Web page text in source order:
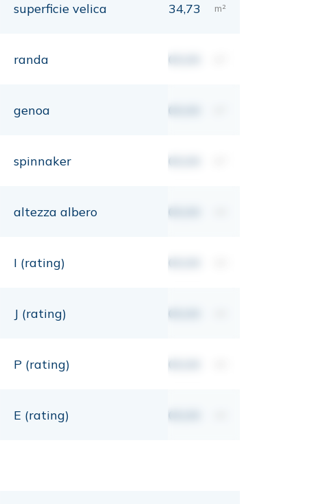
superficie velica 34,73 m²
randa 00,00
genoa 00,00
spinnaker 00,00
altezza albero 00,00
I (rating) 00,00
J (rating) 00,00
P (rating) 00,00
E (rating) 00,00